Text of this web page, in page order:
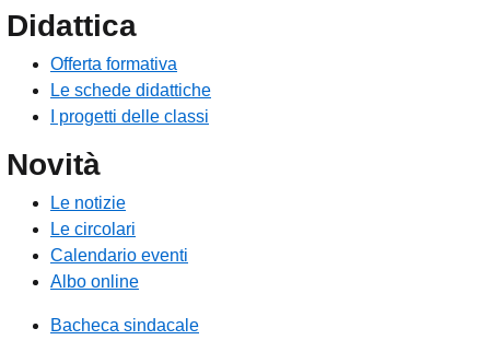
Didattica
Offerta formativa
Le schede didattiche
I progetti delle classi
Novità
Le notizie
Le circolari
Calendario eventi
Albo online
Bacheca sindacale